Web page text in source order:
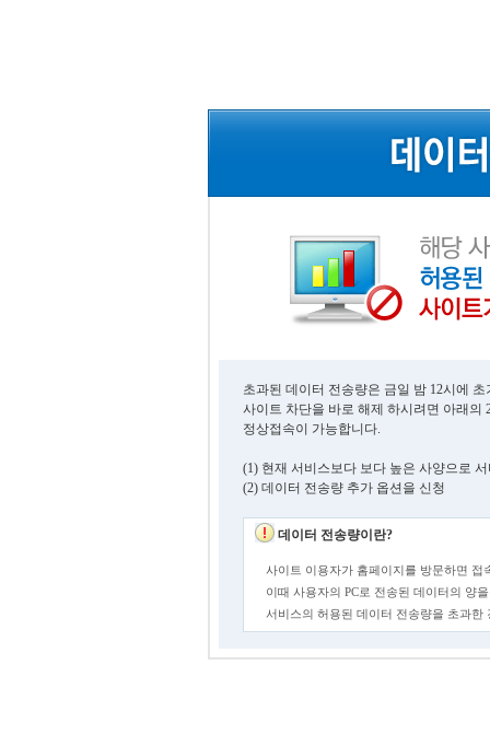
초과된 데이터 전송량은 금일 밤 12시에
사이트 차단을 바로 해제 하시려면 아래의
정상접속이 가능합니다.
(1) 현재 서비스보다 보다 높은 사양으로
(2) 데이터 전송량 추가 옵션을 신청
데이터 전송량이란?
사이트 이용자가 홈페이지를 방문하면 접
이때 사용자의 PC로 전송된 데이터의 양
서비스의 허용된 데이터 전송량을 초과